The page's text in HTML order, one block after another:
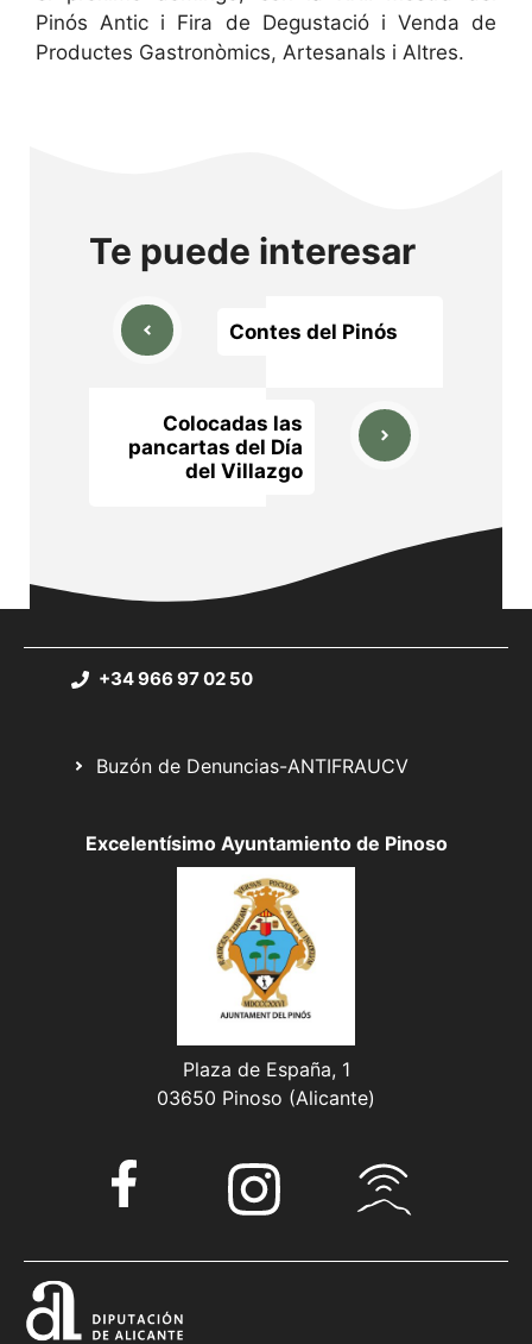
Pinós Antic i Fira de Degustació i Venda de
Productes Gastronòmics, Artesanals i Altres.
Te puede interesar
Contes del Pinós
Colocadas las
pancartas del Día
del Villazgo
+34 966 97 02 50
Buzón de Denuncias-ANTIFRAUCV
Excelentísimo Ayuntamiento de Pinoso
Plaza de España, 1
03650 Pinoso (Alicante)